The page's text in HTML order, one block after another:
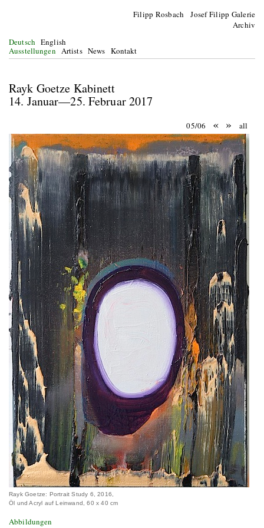
Filipp Rosbach Josef Filipp Galerie
Archiv
Deutsch English
Ausstellungen Artists News Kontakt
Rayk Goetze Kabinett
14. Januar—25. Februar 2017
05/06 « » all
Rayk Goetze: Portrait Study 6, 2016,
Öl und Acryl auf Leinwand, 60 x 40 cm
Abbildungen